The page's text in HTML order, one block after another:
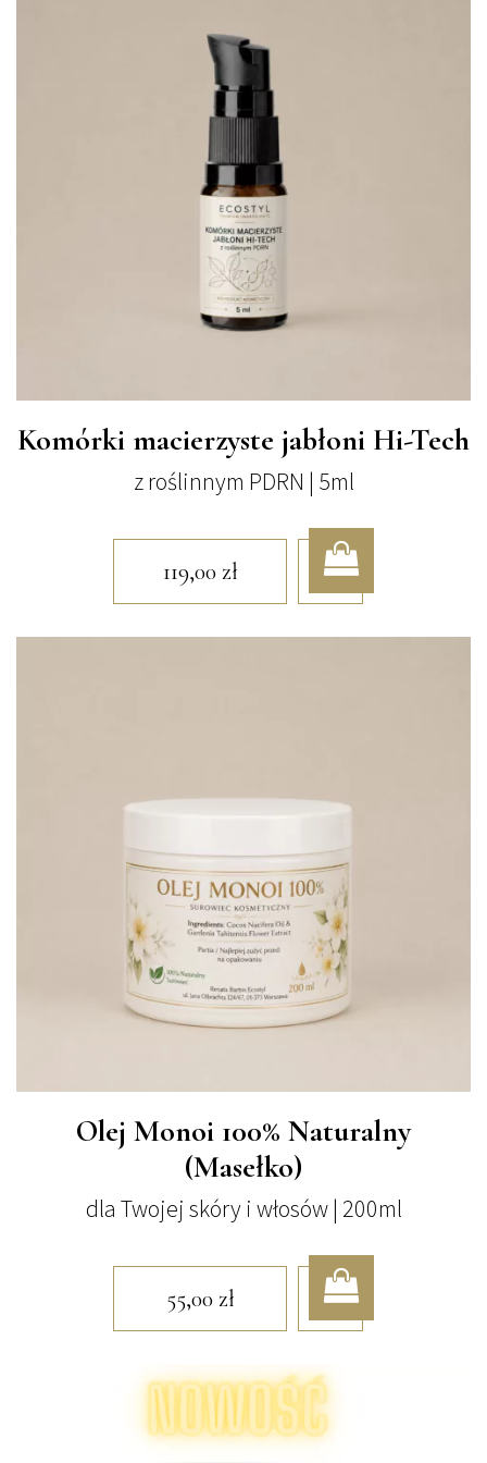
Komórki macierzyste jabłoni Hi-Tech
z roślinnym PDRN | 5ml
119,00 zł
Olej Monoi 100% Naturalny
(Masełko)
dla Twojej skóry i włosów | 200ml
55,00 zł